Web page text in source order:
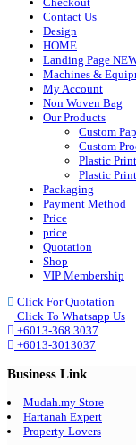
Contact Us
Design
HOME
Landing Page
Machines &
My Account
Non Woven Bag
Our Products
Custom
Custom
Plastic
Plastic
Packaging
Payment Method
Price
price
Quotation
Shop
VIP Membership
Click For Quotation
Click To Whatsapp Us
+6013-368 3037
+6013-3013037
Business Link
Mudah.my Store
Hartanah Expert
Property-Lovers